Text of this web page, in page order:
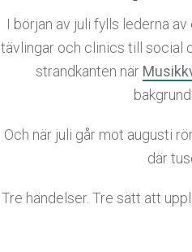
I början av juli fylls lederna av
tävlingar och clinics till social
strandkanten när
Och när juli går mot augusti
där
Tre händelser. Tre sätt att